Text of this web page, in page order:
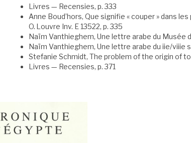
Livres — Recensies, p. 333
Anne Boud’hors, Que signifie « couper » dans
O. Louvre Inv. E 13522, p. 335
Naïm Vanthieghem, Une lettre arabe du Musée
Naïm Vanthieghem, Une lettre arabe du iie/viiie
Stefanie Schmidt, The problem of the origin of
Livres — Recensies, p. 371